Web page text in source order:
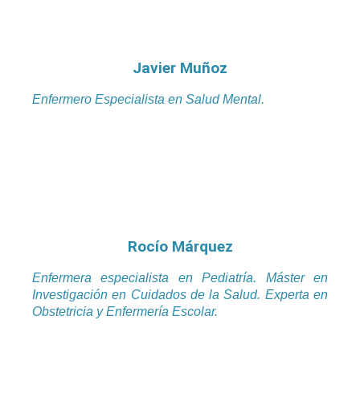
Javier Muñoz
Enfermero Especialista en Salud Mental.
Rocío Márquez
Enfermera especialista en Pediatría. Máster en
Investigación en Cuidados de la Salud. Experta en
Obstetricia y Enfermería Escolar.